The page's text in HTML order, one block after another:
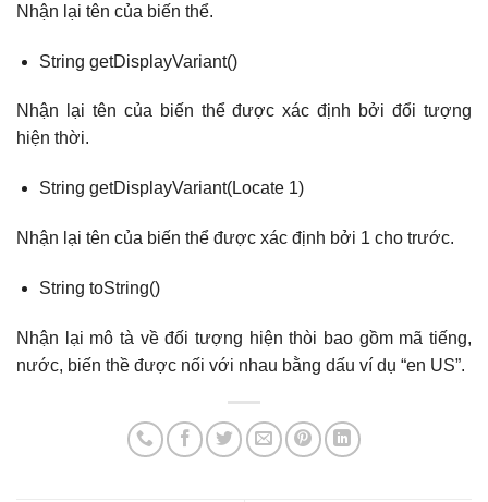
Nhận lại tên của biến thể.
String getDisplayVariant()
Nhận lại tên của biến thể được xác định bởi đổi tượng
hiện thời.
String getDisplayVariant(Locate 1)
Nhận lại tên của biến thể được xác định bởi 1 cho trước.
String toString()
Nhận lại mô tà về đối tượng hiện thòi bao gồm mã tiếng,
nước, biến thề được nối với nhau bằng dấu ví dụ “en US”.